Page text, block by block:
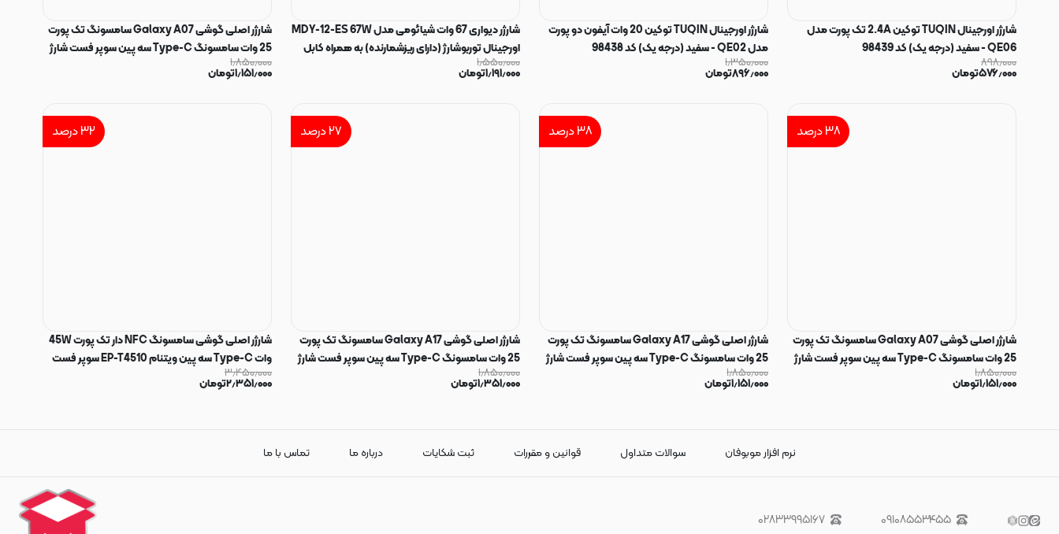
شارژر اورجینال TUQIN توکین 2.4A تک پورت مدل
QE06 - سفید (درجه یک) کد 98439
۸۹۸٫۰۰۰
۵۷۶٫۰۰۰تومان
شارژر اورجینال TUQIN توکین 20 وات آیفون دو پورت
مدل QE02 - سفید (درجه یک) کد 98438
۱٫۳۵۰٫۰۰۰
۸۹۶٫۰۰۰تومان
شارژر دیواری 67 وات شیائومی مدل MDY-12-ES 67W
اورجینال توربوشارژ (دارای ریزشمارنده) به همراه کابل
USB-C کد 130100
۱٫۵۵۰٫۰۰۰
۱٫۱۹۱٫۰۰۰تومان
شارژر اصلی گوشی Galaxy A07 سامسونگ تک پورت
25 وات سامسونگ Type-C سه پین سوپر فست شارژ
۱٫۸۵۰٫۰۰۰
۱٫۱۵۱٫۰۰۰تومان
۳۸درصد
شارژر اصلی گوشی Galaxy A07 سامسونگ تک پورت
25 وات سامسونگ Type-C سه پین سوپر فست شارژ
۱٫۸۵۰٫۰۰۰
۱٫۱۵۱٫۰۰۰تومان
۳۸درصد
شارژر اصلی گوشی Galaxy A17 سامسونگ تک پورت
25 وات سامسونگ Type-C سه پین سوپر فست شارژ
۱٫۸۵۰٫۰۰۰
۱٫۱۵۱٫۰۰۰تومان
۲۷درصد
شارژر اصلی گوشی Galaxy A17 سامسونگ تک پورت
25 وات سامسونگ Type-C سه پین سوپر فست شارژ
۱٫۸۵۰٫۰۰۰
۱٫۳۵۱٫۰۰۰تومان
۳۲درصد
شارژر اصلی گوشی سامسونگ NFC دار تک پورت 45W
وات Type-C سه پین ویتنام EP-T4510 سوپر فست
شارژ رنگ مشکی کد 74476
۳٫۴۵۰٫۰۰۰
۲٫۳۵۱٫۰۰۰تومان
نرم افزار موبوفان سوالات متداول قوانین و مقررات ثبت شکایات درباره ما تماس با ما
۰۹۱۰۸۵۵۳۴۵۵ ۰۲۸۳۳۹۹۵۱۶۷